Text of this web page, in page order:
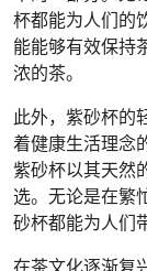
杯都能为人们的
能能够有效保持
浓的茶。
此外，紫砂杯的
着健康生活理念
紫砂杯以其天然
选。无论是在繁
砂杯都能为人们
在茶文化逐渐复